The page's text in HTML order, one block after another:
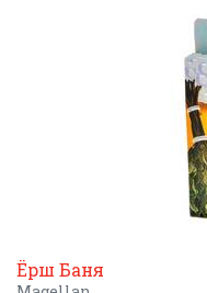
Ёрш Баня